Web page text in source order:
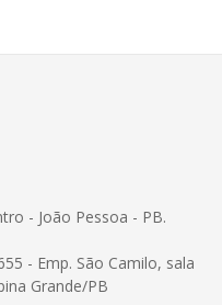
- João Pessoa - PB.
- Emp. São Camilo, sala
Grande/PB